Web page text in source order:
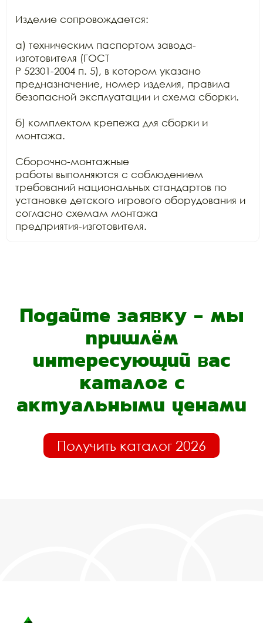
Изделие сопровождается:
а) техническим паспортом завода-
изготовителя (ГОСТ
Р 52301-2004 п. 5), в котором указано
предназначение, номер изделия, правила
безопасной эксплуатации и схема сборки.
б) комплектом крепежа для сборки и
монтажа.
Сборочно-монтажные
работы выполняются с соблюдением
требований национальных стандартов по
установке детского игрового оборудования и
согласно схемам монтажа
предприятия-изготовителя.
Подайте заявку - мы
пришлём
интересующий вас
каталог с
актуальными ценами
Получить каталог 2026